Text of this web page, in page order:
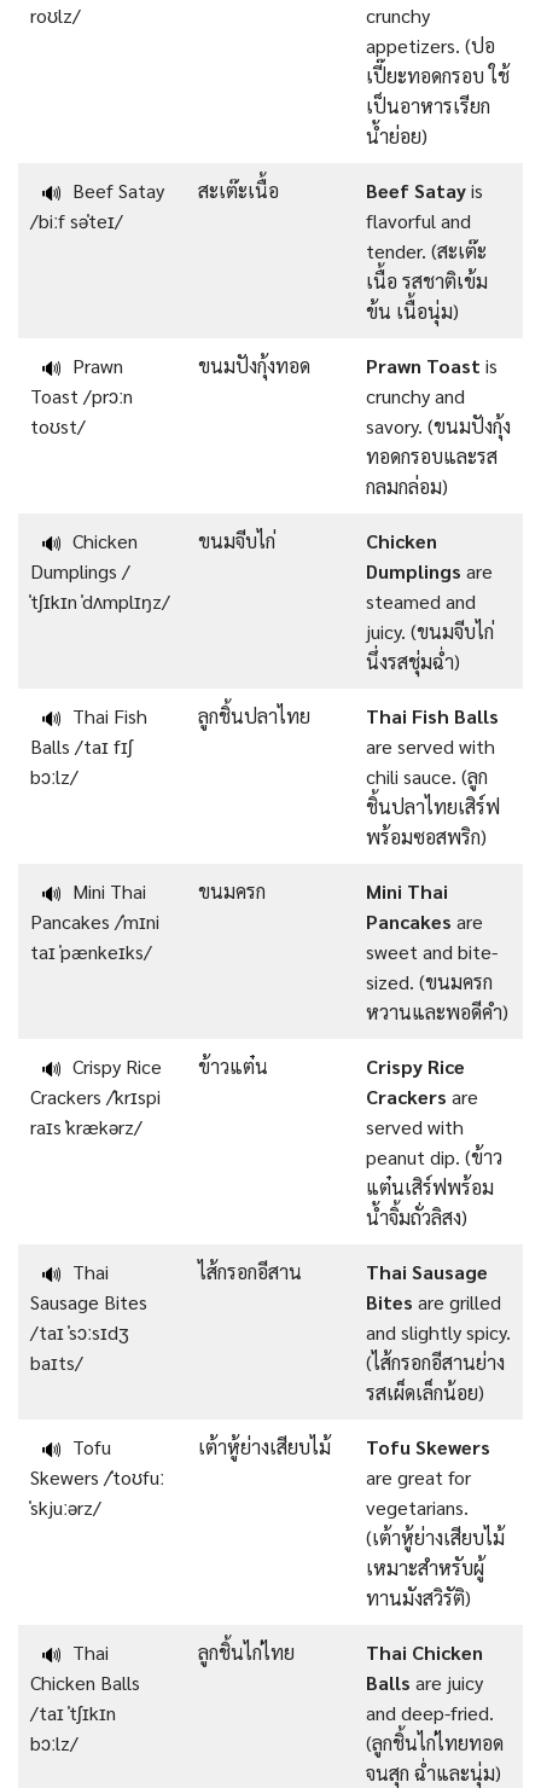
roʊlz/
crunchy
appetizers. (ปอ
เปี๊ยะทอดกรอบ ใช้
เป็นอาหารเรียก
น้ำย่อย)
🔊 Beef Satay
/biːf səˈteɪ/
สะเต๊ะเนื้อ Beef Satayis
flavorful and
tender. (สะเต๊ะ
เนื้อ รสชาติเข้ม
ข้น เนื้อนุ่ม)
🔊 Prawn
Toast /prɔːn
toʊst/
ขนมปังกุ้งทอด Prawn Toast is
crunchy and
savory. (ขนมปังกุ้ง
ทอดกรอบและรส
กลมกล่อม)
🔊 Chicken
Dumplings /
ˈtʃɪkɪn ˈdʌmplɪŋz/
ขนมจีบไก่
Chicken
Dumplings are
steamed and
juicy. (ขนมจีบไก่
นึ่งรสชุ่มฉ่ำ)
🔊 Thai Fish
Balls /taɪ fɪʃ
bɔːlz/
ลูกชิ้นปลาไทย
Thai Fish Balls
are served with
chili sauce. (ลูก
ชิ้นปลาไทยเสิร์ฟ
พร้อมซอสพริก)
🔊 Mini Thai
Pancakes /ˈmɪni
taɪ ˈpænkeɪks/
ขนมครก
Mini Thai
Pancakes are
sweet and bite-
sized. (ขนมครก
หวานและพอดีคำ)
🔊 Crispy Rice
Crackers /ˈkrɪspi
raɪs ˈkrækərz/
ข้าวแต๋น
Crispy Rice
Crackers are
served with
peanut dip. (ข้าว
แต๋นเสิร์ฟพร้อม
น้ำจิ้มถั่วลิสง)
🔊 Thai
Sausage Bites
/taɪ ˈsɔːsɪdʒ
baɪts/
ไส้กรอกอีสาน
Thai Sausage
Bites are grilled
and slightly spicy.
(ไส้กรอกอีสานย่าง
รสเผ็ดเล็กน้อย)
🔊 Tofu
Skewers /ˈtoʊfuː
ˈskjuːərz/
เต้าหู้ย่างเสียบไม้
Tofu Skewers
are great for
vegetarians.
(เต้าหู้ย่างเสียบไม้
เหมาะสำหรับผู้
ทานมังสวิรัติ)
🔊 Thai
Chicken Balls
/taɪ ˈtʃɪkɪn
bɔːlz/
ลูกชิ้นไก่ไทย
Thai Chicken
Balls are juicy
and deep-fried.
(ลูกชิ้นไก่ไทยทอด
จนสุก ฉ่ำและนุ่ม)